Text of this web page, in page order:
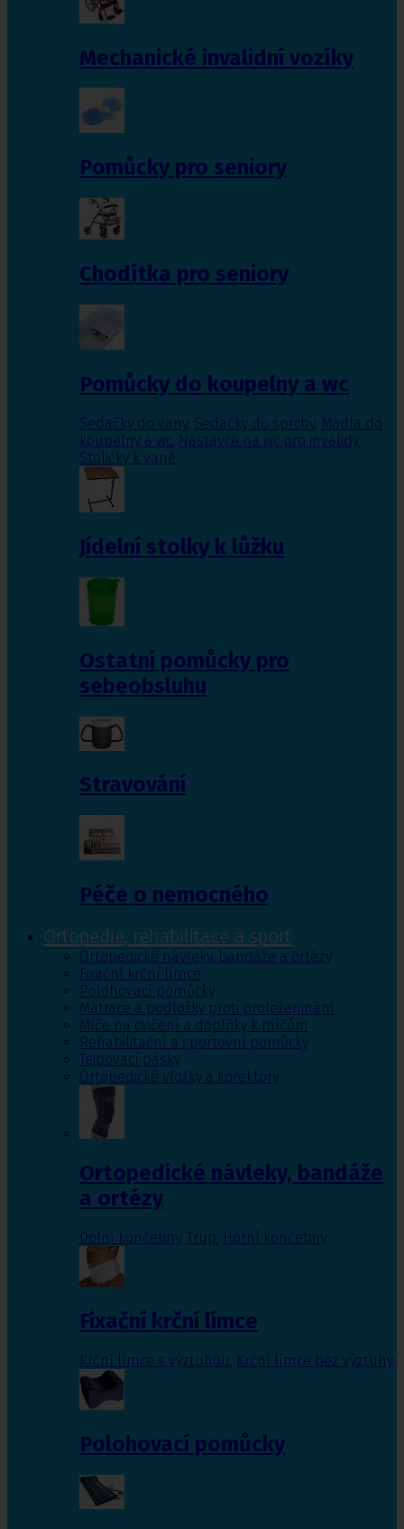
Mechanické invalidní vozíky
Pomůcky pro seniory
Chodítka pro seniory
Pomůcky do koupelny a wc
Sedačky do vany, Sedačky do sprchy, Madla do
koupelny a wc, Nástavce na wc pro invalidy,
Stoličky k vaně
Jídelní stolky k lůžku
Ostatní pomůcky pro
sebeobsluhu
Stravování
Péče o nemocného
Ortopedie, rehabilitace a sport
Ortopedické návleky, bandáže a ortézy
Fixační krční límce
Polohovací pomůcky
Matrace a podložky proti proleženinám
Míče na cvičení a doplňky k míčům
Rehabilitační a sportovní pomůcky
Tejpovací pásky
Ortopedické vložky a korektory
Ortopedické návleky, bandáže
a ortézy
Dolní končetiny, Trup, Horní končetiny
Fixační krční límce
Krční límce s výztuhou Krční límce bez výztuhy
Polohovací pomůcky